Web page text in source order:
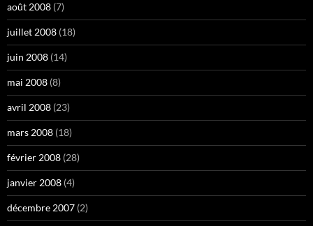
août 2008 (7)
juillet 2008 (18)
juin 2008 (14)
mai 2008 (8)
avril 2008 (23)
mars 2008 (18)
février 2008 (28)
janvier 2008 (4)
décembre 2007 (2)